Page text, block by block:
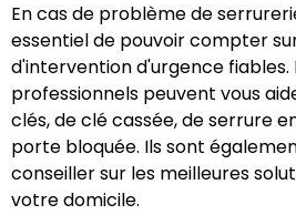
En cas de problème de
essentiel de pouvoir compter
d'intervention d'urgence fiables.
professionnels peuvent vous
clés, de clé cassée, de serrure
porte bloquée. Ils sont
conseiller sur les meilleures
votre domicile.